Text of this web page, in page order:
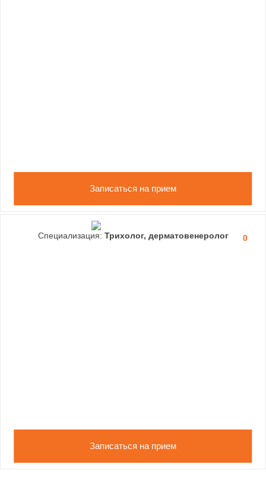
Записаться на прием
0
Специализация: Трихолог, дерматовенеролог
Записаться на прием